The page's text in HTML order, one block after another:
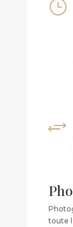
}
+
toute